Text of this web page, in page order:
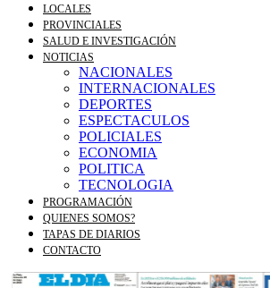
LOCALES
PROVINCIALES
SALUD E INVESTIGACIÓN
NOTICIAS
NACIONALES
INTERNACIONALES
DEPORTES
ESPECTACULOS
POLICIALES
ECONOMIA
POLITICA
TECNOLOGIA
PROGRAMACIÓN
QUIENES SOMOS?
TAPAS DE DIARIOS
CONTACTO